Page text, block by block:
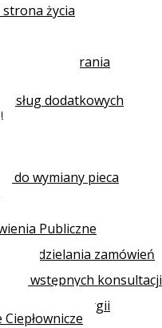
strona życia
do pobrania
usług dodatkowych
do wymiany pieca
Publiczne
udzielania zamówień
wstępnych konsultacji
Klaster Energii